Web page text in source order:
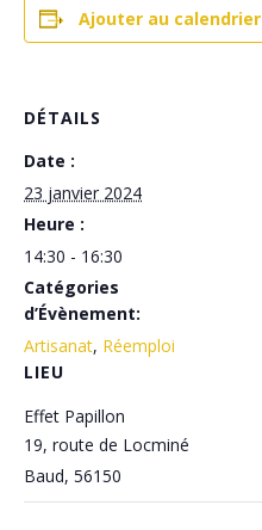
Ajouter au calendrier
DÉTAILS
Date :
23 janvier 2024
Heure :
14:30 - 16:30
Catégories
d’Évènement:
Artisanat, Réemploi
LIEU
Effet Papillon
19, route de Locminé
Baud, 56150